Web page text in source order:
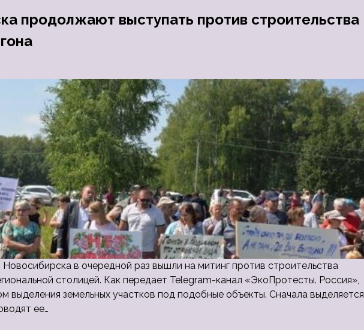
продолжают выступать против строительства
в очередной раз вышли на митинг против строительства
столицей. Как передает Telegram-канал «ЭкоПротесты. Россия»,
выделения земельных участков под подобные объекты. Сначала выделяется
ее…